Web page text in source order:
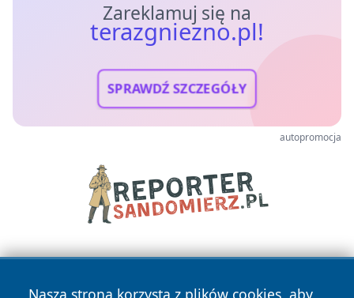
Zareklamuj się na
terazgniezno.pl!
SPRAWDŹ SZCZEGÓŁY
autopromocja
Nasza strona korzysta z plików cookies, aby